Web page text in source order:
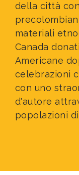
della città
materiali
Canada
Americane
celebrazioni
con uno
d'autore
popolazioni